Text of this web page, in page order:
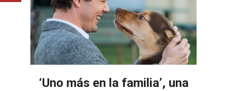
‘Uno más en la familia’, una